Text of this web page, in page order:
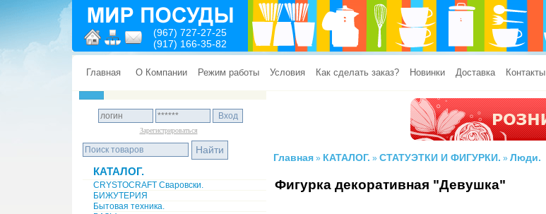
(967) 727-27-25
(917) 166-35-82
Главная О Компании Режим работы Условия Как сделать заказ? Новинки Доставка Контакты
Зарегистрироваться
КАТАЛОГ.
CRYSTOCRAFT Сваровски.
БИЖУТЕРИЯ
Бытовая техника.
Главная » КАТАЛОГ. » СТАТУЭТКИ И ФИГУРКИ. » Люди.
Фигурка декоративная "Девушка"